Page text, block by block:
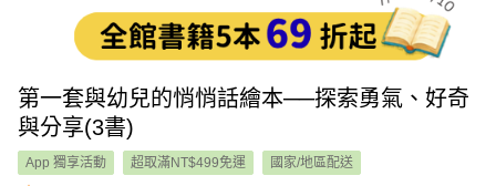
第一套與幼兒的悄悄話繪本──探索勇氣、好奇
與分享(3書)
App 獨享活動 超取滿NT$499免運 國家/地區配送